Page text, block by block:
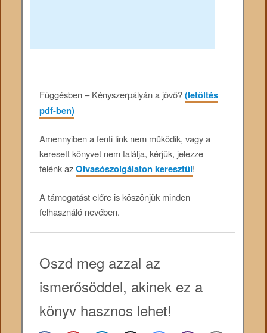
Függésben – Kényszerpályán a jövő?(letöltés
pdf-ben)
Amennyiben a fenti link nem működik, vagy a
keresett könyvet nem találja, kérjük, jelezze
felénk azOlvasószolgálaton keresztül!
A támogatást előre is köszönjük minden
felhasználó nevében.
Oszd meg azzal az
ismerősöddel, akinek ez a
könyv hasznos lehet!